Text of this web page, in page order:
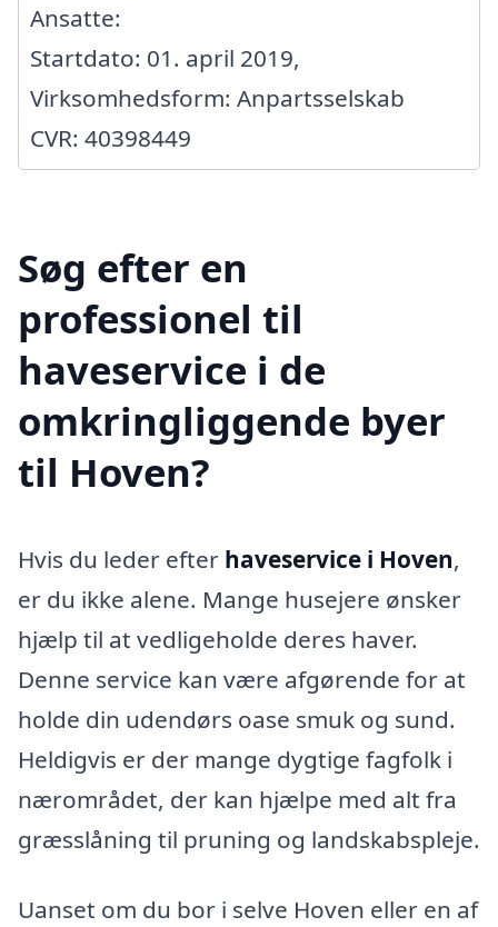
Ansatte:
Startdato: 01. april 2019,
Virksomhedsform: Anpartsselskab
CVR: 40398449
Søg efter en
professionel til
haveservice i de
omkringliggende byer
til Hoven?
Hvis du leder efter haveservice i Hoven,
er du ikke alene. Mange husejere ønsker
hjælp til at vedligeholde deres haver.
Denne service kan være afgørende for at
holde din udendørs oase smuk og sund.
Heldigvis er der mange dygtige fagfolk i
nærområdet, der kan hjælpe med alt fra
græsslåning til pruning og landskabspleje.
Uanset om du bor i selve Hoven eller en af